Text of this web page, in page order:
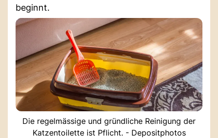
beginnt.
Die regelmässige und gründliche Reinigung der
Katzentoilette ist Pflicht. - Depositphotos